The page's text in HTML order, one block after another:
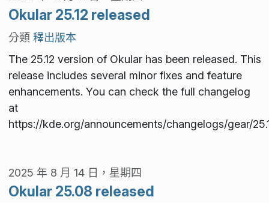
Okular 25.12 released
分類 釋出版本
The 25.12 version of Okular has been released. This
release includes several minor fixes and feature
enhancements. You can check the full changelog
at
https://kde.org/announcements/changelogs/gear/
2025 年 8 月 14 日，星期四
Okular 25.08 released